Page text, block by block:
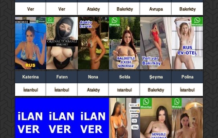
Ver Ver Ataköy Bakırköy Avrupa Bakırköy
Katerina
İstanbul
Faten
İstanbul
Nona
Ataköy
Selda
istanbul
Şeyma
Bakırköy
Polina
İstanbul